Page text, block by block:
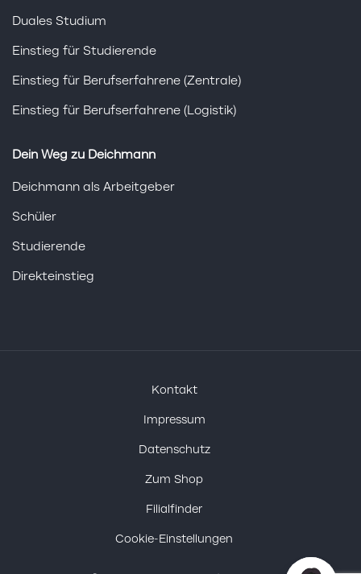
Duales Studium
Einstieg für Studierende
Einstieg für Berufserfahrene (Zentrale)
Einstieg für Berufserfahrene (Logistik)
Dein Weg zu Deichmann
Deichmann als Arbeitgeber
Schüler
Studierende
Direkteinstieg
Kontakt
Impressum
Datenschutz
Zum Shop
Filialfinder
Cookie-Einstellungen